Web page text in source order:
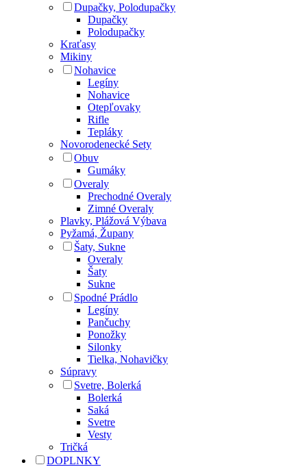
Dupačky, Polodupačky
Dupačky
Polodupačky
Kraťasy
Mikiny
Nohavice
Legíny
Nohavice
Otepľovaky
Rifle
Tepláky
Novorodenecké Sety
Obuv
Gumáky
Overaly
Prechodné Overaly
Zimné Overaly
Plavky, Plážová Výbava
Pyžamá, Župany
Šaty, Sukne
Overaly
Šaty
Sukne
Spodné Prádlo
Legíny
Pančuchy
Ponožky
Silonky
Tielka, Nohavičky
Súpravy
Svetre, Bolerká
Bolerká
Saká
Svetre
Vesty
Tričká
DOPLNKY